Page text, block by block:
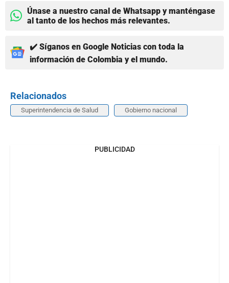
Únase a nuestro canal de Whatsapp y manténgase
al tanto de los hechos más relevantes.
✔️ Síganos en Google Noticias con toda la
información de Colombia y el mundo.
Relacionados
Superintendencia de Salud Gobierno nacional
PUBLICIDAD